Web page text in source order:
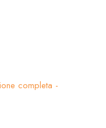
completa -